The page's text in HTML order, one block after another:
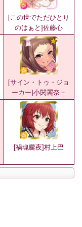
[この世でただひとり
のはぁと]佐藤心
[サイン・トゥ・ジョ
ーカー]小関麗奈＋
[禍魂朧夜]村上巴